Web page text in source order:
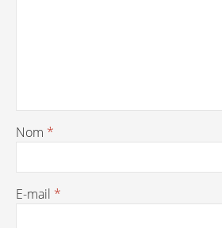
Nom *
E-mail *